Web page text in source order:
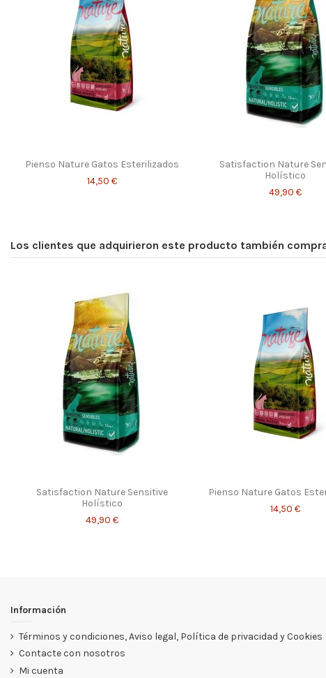
Pienso Nature Gatos Esterilizados
14,50 €
Satisfaction Nature
Holístico
49,90 €
Los clientes que adquirieron este producto también
Satisfaction Nature Sensitive
Holístico
49,90 €
Pienso Nature Gatos
14,50 €
Información
Términos y condiciones, Aviso legal, Política de privacidad y Cookies
Contacte con nosotros
Mi cuenta